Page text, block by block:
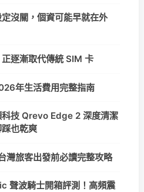
沒關，個資可能早就在外
逐漸取代傳統 SIM 卡
年生活費用完整指南
技 Qrevo Edge 2 深度清潔
也乾爽
灣旅客出發前必讀完整攻略
聲波騎士開箱評測！高頻震